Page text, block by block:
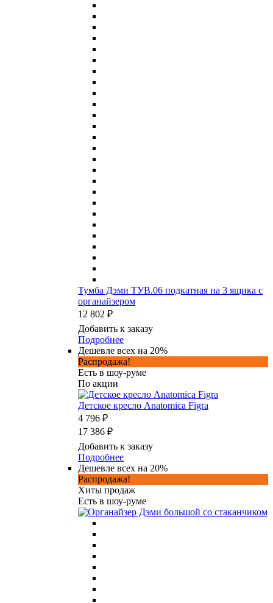
Тумба Дэми ТУВ.06 подкатная на 3 ящика с
органайзером
12 802 ₽
Добавить к заказу
Подробнее
Дешевле всех на 20%
Распродажа!
Есть в шоу-руме
По акции
Детское кресло Anatomica Figra
4 796 ₽
17 386 ₽
Добавить к заказу
Подробнее
Дешевле всех на 20%
Распродажа!
Хиты продаж
Есть в шоу-руме